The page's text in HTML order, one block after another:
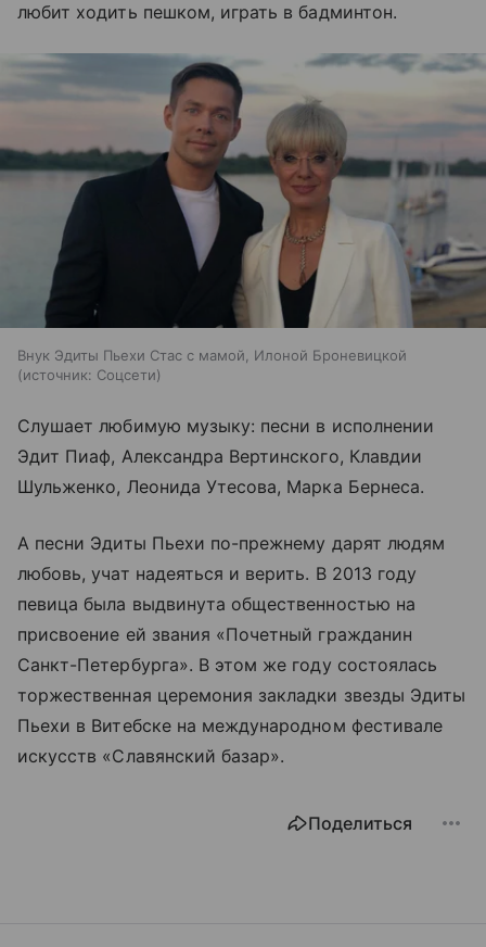
любит ходить пешком, играть в бадминтон.
Внук Эдиты Пьехи Стас с мамой, Илоной Броневицкой
источник: Соцсети
Слушает любимую музыку: песни в исполнении
Эдит Пиаф, Александра Вертинского, Клавдии
Шульженко, Леонида Утесова, Марка Бернеса.
А песни Эдиты Пьехи по-прежнему дарят людям
любовь, учат надеяться и верить. В 2013 году
певица была выдвинута общественностью на
присвоение ей звания «Почетный гражданин
Санкт-Петербурга». В этом же году состоялась
торжественная церемония закладки звезды Эдиты
Пьехи в Витебске на международном фестивале
искусств «Славянский базар».
Поделиться